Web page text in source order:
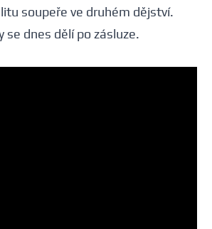
soupeře ve druhém dějství.
se dnes dělí po zásluze.